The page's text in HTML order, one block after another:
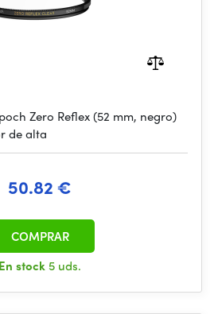
Zero Reflex (52 mm, negro)
de alta
50.82 €
En stock 5 uds.
COMPRAR